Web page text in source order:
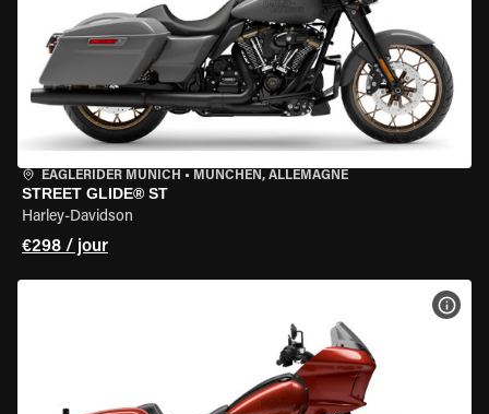
EAGLERIDER MUNICH • MÜNCHEN, ALLEMAGNE
STREET GLIDE® ST
Harley-Davidson
€298 / jour